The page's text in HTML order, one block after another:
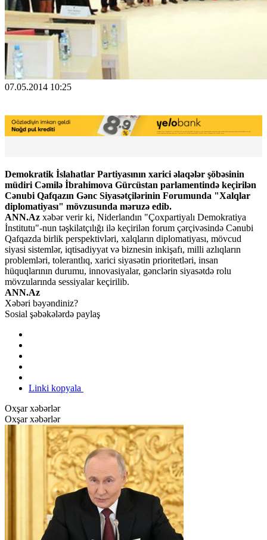
07.05.2014 10:25
Demokratik İslahatlar Partiyasının xarici əlaqələr şöbəsinin
müdiri Cəmilə İbrahimova Gürcüstan parlamentində keçirilən
Cənubi Qafqazın Gənc Siyasətçilərinin Forumunda "Xalqlar
diplomatiyası" mövzusunda məruzə edib.
ANN.Az xəbər verir ki, Niderlandın "Çoxpartiyalı Demokratiya
İnstitutu"-nun təşkilatçılığı ilə keçirilən forum çərçivəsində Cənubi
Qafqazda birlik perspektivləri, xalqların diplomatiyası, mövcud
siyasi sistemlər, iqtisadiyyat və biznesin inkişafı, milli azlıqların
problemləri, tolerantlıq, xarici siyasətin prioritetləri, insan
hüquqlarının durumu, innovasiyalar, gənclərin siyasətdə rolu
mövzularında sessiyalar keçirilib.
ANN.Az
Xəbəri bəyəndiniz?
Sosial şəbəkələrdə paylaş
Linki kopyala
Oxşar xəbərlər
Oxşar xəbərlər